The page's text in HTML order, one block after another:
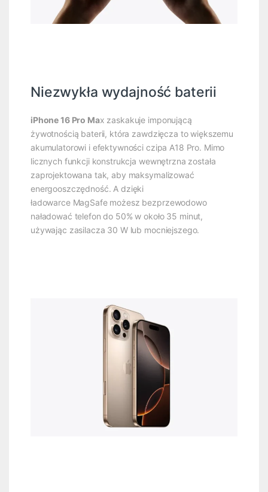
Niezwykła wydajność baterii
iPhone 16 Pro Max zaskakuje imponującą
żywotnością baterii, która zawdzięcza to większemu
akumulatorowi i efektywności czipa A18 Pro. Mimo
licznych funkcji konstrukcja wewnętrzna została
zaprojektowana tak, aby maksymalizować
energooszczędność. A dzięki
ładowarce MagSafe możesz bezprzewodowo
naładować telefon do 50% w około 35 minut,
używając zasilacza 30 W lub mocniejszego.